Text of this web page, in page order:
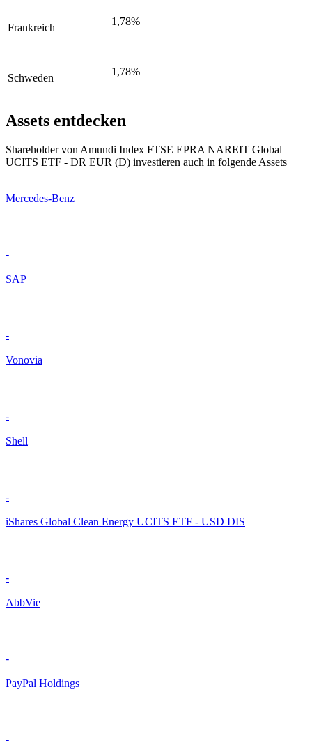
Frankreich
1,78%
Schweden
1,78%
Assets entdecken
Shareholder von Amundi Index FTSE EPRA NAREIT Global
UCITS ETF - DR EUR (D) investieren auch in folgende Assets
Mercedes-Benz
-
SAP
-
Vonovia
-
Shell
-
iShares Global Clean Energy UCITS ETF - USD DIS
-
AbbVie
-
PayPal Holdings
-